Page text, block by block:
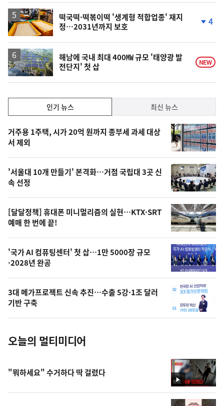
하
떡국떡·떡볶이떡 '생계형 적합업종' 재지
정…2031년까지 보호
하
락
4
해남에 국내 최대 400㎿ 규모 '태양광 발
전단지' 첫 삽
NEW
기,
최
신,
오
늘
의
영
상
오
의
사
진
인기 뉴스 최신 뉴스
기
뉴
스
거주용 1주택, 시가 20억 원까지 종부세 과세 대상
서 제외
'서울대 10개 만들기' 본격화…거점 국립대 3곳 신
속 선정
[달달정책] 휴대폰 미니멀리즘의 실현…KTX·SRT
예매 한 번에 끝!
'국가 AI 컴퓨팅센터' 첫 삽…1만 5000장 규모
·2028년 완공
3대 메가프로젝트 신속 추진…수출 5강·1조 달러
기반 구축
오늘의 멀티미디어
영
상
"뭐하세요" 수거하다 딱 걸렸다